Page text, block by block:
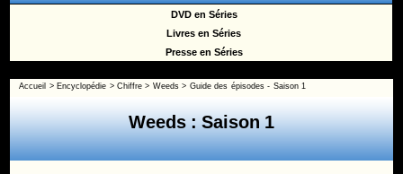
DVD en Séries
Livres en Séries
Presse en Séries
Accueil > Encyclopédie >Chiffre > Weeds> Guide des épisodes - Saison 1
Weeds : Saison 1